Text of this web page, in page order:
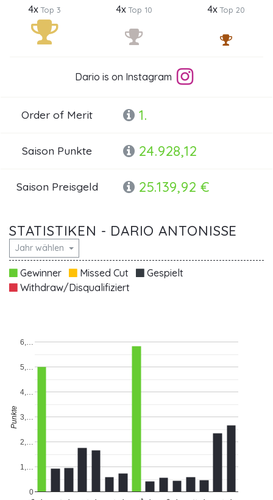
4xTop 3 4xTop 10 4xTop 20
Dario is on Instagram
Order of Merit 1.
Saison Punkte 24.928,12
Saison Preisgeld 25.139,92 €
STATISTIKEN - DARIO ANTONISSE
Jahr wählen
Gewinner Missed Cut
Gespielt
Withdraw/Disqualifiziert
0
1,…
2,…
3,…
4,…
5,…
6,…
Punkte